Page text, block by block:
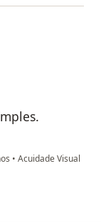
• Acuidade Visual